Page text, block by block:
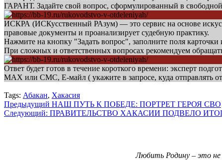
ГАРАНТ. Задайте свой вопрос, сформулированный в
ИСКРА (ИСКусственный РАзум) — это сервис на основе
правовые документы и проанализирует судебную практику.
Нажмите на кнопку "Задать вопрос", заполните поля
При сложных и ответственных вопросах рекомендуем
Ответ будет готов в течение короткого времени: эксперт
МАХ или СМС, Е-майл ( укажите в запросе, куда отправлять
Tags: Абакан, Хакасия
Навигация
записи
Предыдущий НАШ ПУТЬ К ПОБЕДЕ: ПОРТРЕТ ГЕРОЯ СВО
Следующий: ПРАВИТЕЛЬСТВО ХАКАСИИ ПОДВЕЛО
Любить Родину – это не